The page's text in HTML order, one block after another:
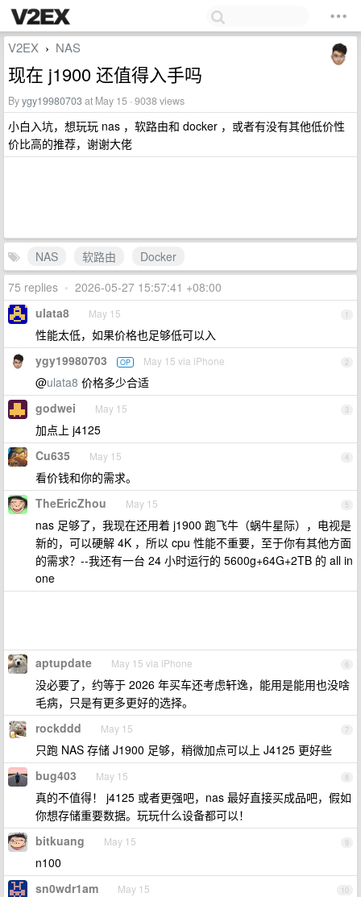
V2EX › NAS
现在 j1900 还值得入手吗
Byygy19980703at May 15 · 9038 views
小白入坑，想玩玩 nas ，软路由和 docker ，或者有没有其他低价性
价比高的推荐，谢谢大佬
NAS 软路由
Docker
75 replies • 2026-05-27 15:57:41 +08:00
1
ulata8 May 15
性能太低，如果价格也足够低可以入
2
ygy19980703 OP May 15 via iPhone
@ulata8 价格多少合适
3
godwei May 15
加点上 j4125
4
Cu635 May 15
看价钱和你的需求。
5
TheEricZhou May 15
nas 足够了，我现在还用着 j1900 跑飞牛（蜗牛星际），电视是
新的，可以硬解 4K ，所以 cpu 性能不重要，至于你有其他方面
的需求？--我还有一台 24 小时运行的 5600g+64G+2TB 的 all in
one
6
aptupdate May 15 via iPhone
没必要了，约等于 2026 年买车还考虑轩逸，能用是能用也没啥
毛病，只是有更多更好的选择。
7
rockddd May 15
只跑 NAS 存储 J1900 足够，稍微加点可以上 J4125 更好些
8
bug403 May 15
真的不值得！ j4125 或者更强吧，nas 最好直接买成品吧，假如
你想存储重要数据。玩玩什么设备都可以！
9
bitkuang May 15
n100
10
sn0wdr1am May 15